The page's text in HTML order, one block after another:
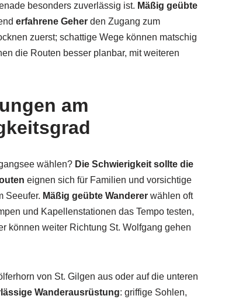
besonders zuverlässig ist. Mäßig geübte
erfahrene Geherden Zugang zum
zuerst; schattige Wege können matschig
die Routen besser planbar, mit weiteren
am
wählen? Die Schwierigkeit sollte die
eignen sich für Familien und vorsichtige
Seeufer. Mäßig geübte Wandererwählen oft
und Kapellenstationen das Tempo testen,
können weiter Richtung St. Wolfgang gehen
von St. Gilgen aus oder auf die unteren
Wanderausrüstung: griffige Sohlen,